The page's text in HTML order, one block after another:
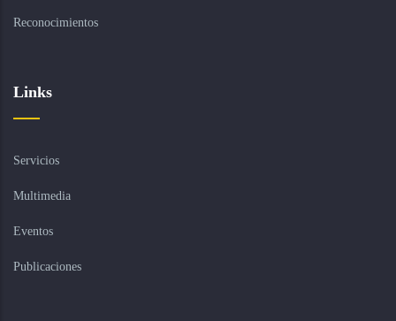
Reconocimientos
Links
Servicios
Multimedia
Eventos
Publicaciones